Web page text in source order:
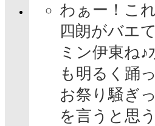
わぁー！こ
四朗がバエ
ミン伊東ね♪
も明るく踊
お祭り騒ぎ
を言うと思